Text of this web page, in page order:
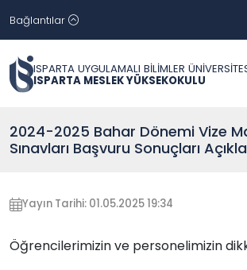
Bağlantılar
ISPARTA UYGULAMALI BİLİMLER
ISPARTA MESLEK YÜKSEKOKULU
2024-2025 Bahar Dönemi Vize
Sınavları Başvuru Sonuçları
Yayın Tarihi: 01.05.2025 19:34
Öğrencilerimizin ve personelimizin